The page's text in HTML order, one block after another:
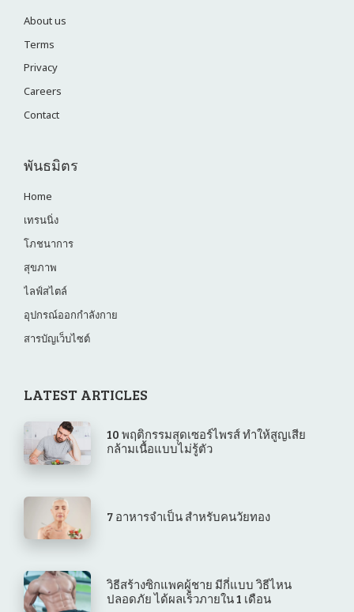
About us
Terms
Privacy
Careers
Contact
พันธมิตร
Home
เทรนนิ่ง
โภชนาการ
สุขภาพ
ไลฟ์สไตล์
อุปกรณ์ออกกำลังกาย
สารบัญเว็บไซต์
LATEST ARTICLES
10 พฤติกรรมสุดเซอร์ไพรส์ ทำให้สูญเสีย
กล้ามเนื้อแบบไม่รู้ตัว
7 อาหารจำเป็น สำหรับคนวัยทอง
วิธีสร้างซิกแพคผู้ชาย มีกี่แบบ วิธีไหน
ปลอดภัย ได้ผลเร็วภายใน 1 เดือน